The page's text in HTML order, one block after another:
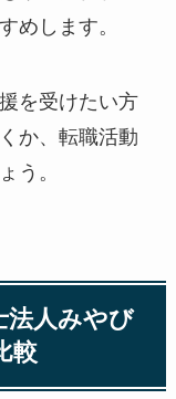
めします。
を受けたい方
か、転職活動
う。
人みやび
較